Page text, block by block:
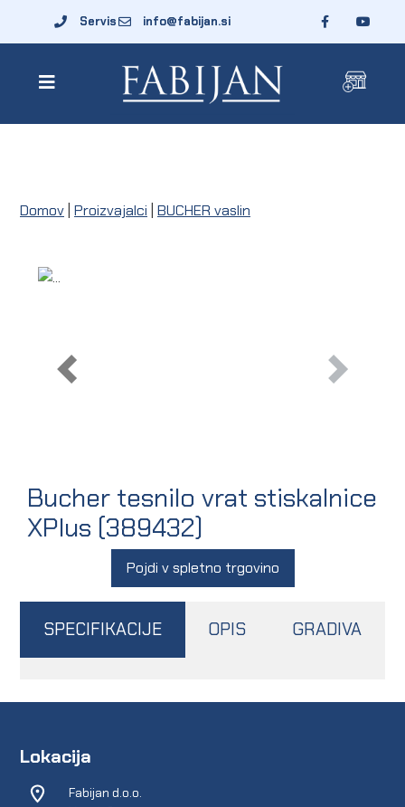
Servis info@fabijan.si
Domov Proizvajalci BUCHER vaslin
Bucher tesnilo vrat stiskalnice
XPlus (389432)
Pojdi v spletno trgovino
SPECIFIKACIJE OPIS GRADIVA
Lokacija
Fabijan d.o.o.